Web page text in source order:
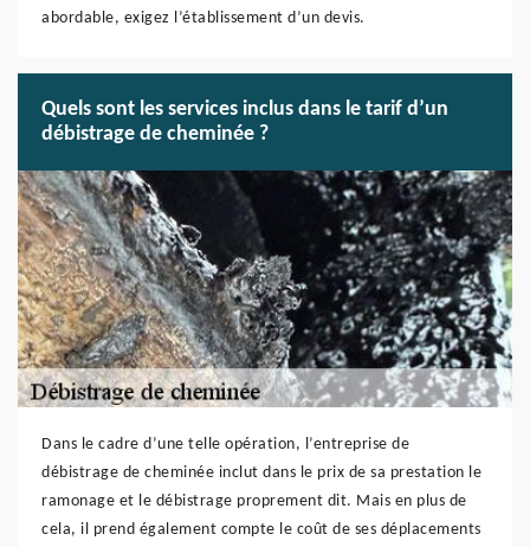
abordable, exigez l’établissement d’un devis.
Quels sont les services inclus dans le tarif d’un
débistrage de cheminée ?
Dans le cadre d’une telle opération, l’entreprise de
débistrage de cheminée inclut dans le prix de sa prestation le
ramonage et le débistrage proprement dit. Mais en plus de
cela, il prend également compte le coût de ses déplacements